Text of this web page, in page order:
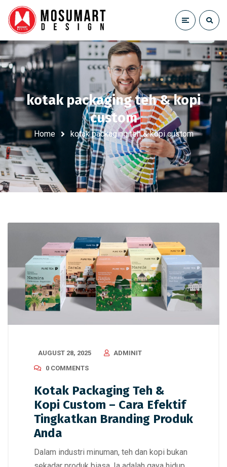
kotak packaging teh & kopi
custom
Home kotak packaging teh & kopi custom
AUGUST 28, 2025
ADMINIT
0 COMMENTS
Kotak Packaging Teh &
Kopi Custom – Cara Efektif
Tingkatkan Branding Produk
Anda
Dalam industri minuman, teh dan kopi bukan